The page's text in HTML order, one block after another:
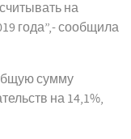
на
года”,- сообщила
сумму
на 14,1%,